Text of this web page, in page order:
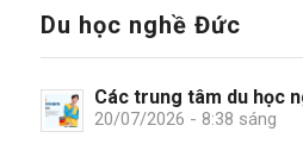
Du học nghề Đức
Các trung tâm du học
20/07/2026 - 8:38 sáng